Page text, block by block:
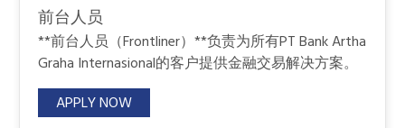
前台人员
**前台人员（Frontliner）**负责为所有PT Bank Artha
Graha Internasional的客户提供金融交易解决方案。
APPLY NOW